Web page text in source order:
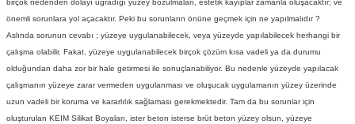
birçok nedenden dolayı uğradığı yüzey bozulmaları, estetik kayıplar zamanla oluşacaktır; ve
önemli sorunlara yol açacaktır. Peki bu sorunların önüne geçmek için ne yapılmalıdır ?
Aslında sorunun cevabı ; yüzeye uygulanabilecek, veya yüzeyde yapılabilecek herhangi bir
çalışma olabilir. Fakat, yüzeye uygulanabilecek birçok çözüm kısa vadeli ya da durumu
olduğundan daha zor bir hale getirmesi ile sonuçlanabiliyor. Bu nedenle yüzeyde yapılacak
çalışmanın yüzeye zarar vermeden uygulanması ve oluşucak uygulamanın yüzey üzerinde
uzun vadeli bir koruma ve kararlılık sağlaması gerekmektedir. Tam da bu sorunlar için
oluşturulan KEIM Silikat Boyaları, ister beton isterse brüt beton yüzey olsun, yüzeye